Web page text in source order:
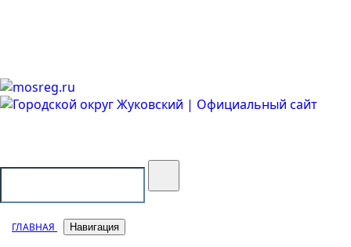
ГЛАВНАЯ Навигация